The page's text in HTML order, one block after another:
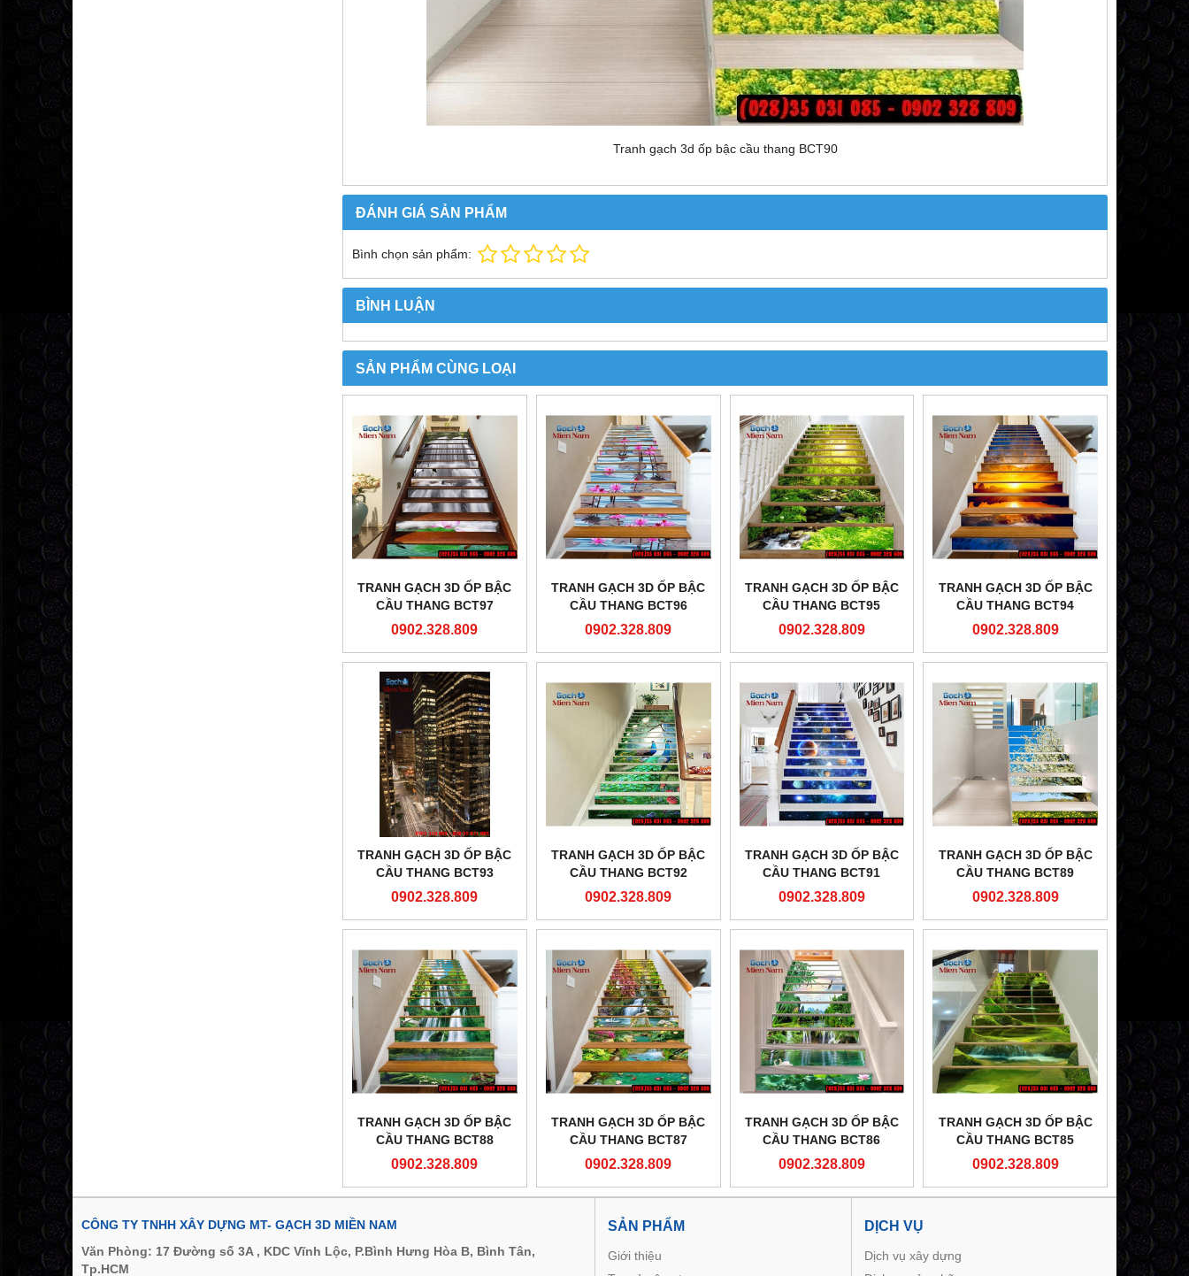
Tranh gạch 3d ốp bậc cầu thang BCT90
ĐÁNH GIÁ SẢN PHẨM
Bình chọn sản phẩm:
BÌNH LUẬN
SẢN PHẨM CÙNG LOẠI
TRANH GẠCH 3D ỐP BẬC
CẦU THANG BCT97
0902.328.809
TRANH GẠCH 3D ỐP BẬC
CẦU THANG BCT96
0902.328.809
TRANH GẠCH 3D ỐP BẬC
CẦU THANG BCT95
0902.328.809
TRANH GẠCH 3D ỐP BẬC
CẦU THANG BCT94
0902.328.809
TRANH GẠCH 3D ỐP BẬC
CẦU THANG BCT93
0902.328.809
TRANH GẠCH 3D ỐP BẬC
CẦU THANG BCT92
0902.328.809
TRANH GẠCH 3D ỐP BẬC
CẦU THANG BCT91
0902.328.809
TRANH GẠCH 3D ỐP BẬC
CẦU THANG BCT89
0902.328.809
TRANH GẠCH 3D ỐP BẬC
CẦU THANG BCT88
0902.328.809
TRANH GẠCH 3D ỐP BẬC
CẦU THANG BCT87
0902.328.809
TRANH GẠCH 3D ỐP BẬC
CẦU THANG BCT86
0902.328.809
TRANH GẠCH 3D ỐP BẬC
CẦU THANG BCT85
0902.328.809
CÔNG TY TNHH XÂY DỰNG MT- GẠCH 3D MIỀN NAM
Văn Phòng: 17 Đường số 3A , KDC Vĩnh Lộc, P.Bình Hưng Hòa B, Bình Tân,
Tp.HCM
SẢN PHẨM
Giới thiệu
DỊCH VỤ
Dịch vụ xây dựng